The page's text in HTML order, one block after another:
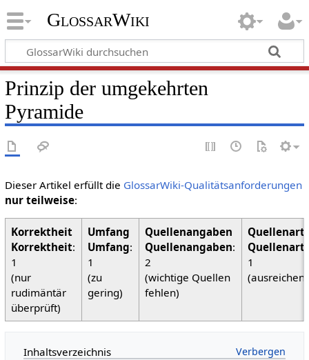
GlossarWiki
Prinzip der umgekehrten
Pyramide
Dieser Artikel erfüllt die GlossarWiki-Qualitätsanforderungen
nur teilweise:
Korrektheit:
1
(nur
rudimäntär
überprüft)
Umfang:
1
(zu
gering)
Quellenangaben:
2
(wichtige Quellen
fehlen)
1
Inhaltsverzeichnis